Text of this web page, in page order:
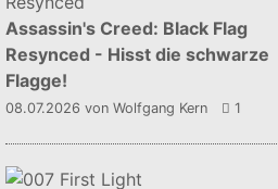
Assassin's Creed: Black Flag
Resynced - Hisst die schwarze
Flagge!
08.07.2026 von Wolfgang Kern 1